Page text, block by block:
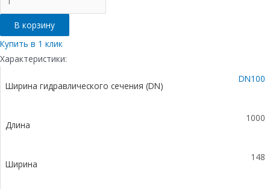
товара
Лоток
водоотводный
Gidrolica
Standart
Plus
В корзину
Купить в 1 клик
Характеристики:
Ширина гидравлического сечения (DN)
DN100
Длина
1000
Ширина
148